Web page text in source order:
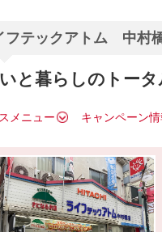
フテックアトム 中村
と暮らしのトータ
メニュー キャンペーン情